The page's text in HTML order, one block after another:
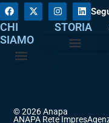
CHI
SIAMO
STORIA
© 2026 Anapa
ANAPA Rete